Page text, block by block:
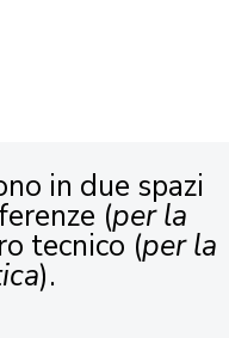
in due spazi
(per la
tecnico (per la
).